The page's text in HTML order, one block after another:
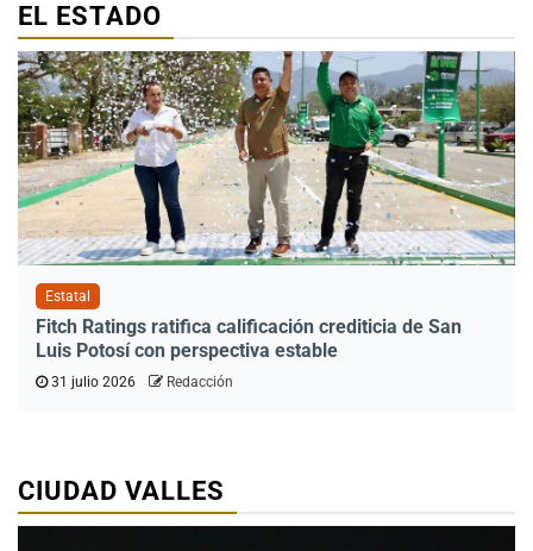
EL ESTADO
Estatal
Fitch Ratings ratifica calificación crediticia de San
Luis Potosí con perspectiva estable
31 julio 2026 Redacción
CIUDAD VALLES